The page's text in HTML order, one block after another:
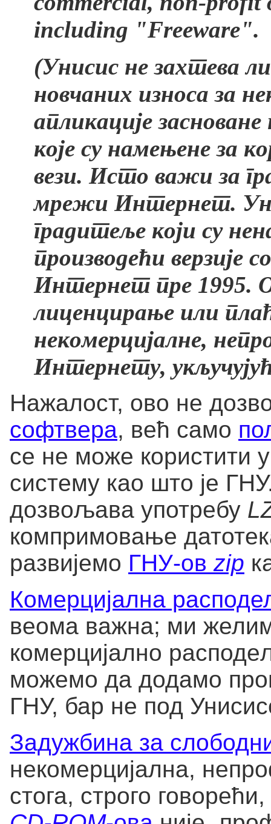
including "Freeware".
(Унисис не захтева
новчаних износа за
апликације
које су намењене за
вези. Исто важи за
мрежи Интернет.
градитеље који су
производећи верзије
Интернет пре 1995.
лиценцирање или
некомерцијалне,
Интернету,
Нажалост, ово не
софтвера, већ само
се не може користити
систему као што је
дозвољава употребу
компримовање
развијемо ГНУ-ов zip
Комерцијална
веома важна; ми
комерцијално
можемо да додамо
ГНУ, бар не под
Задужбина за
некомерцијална,
стога, строго